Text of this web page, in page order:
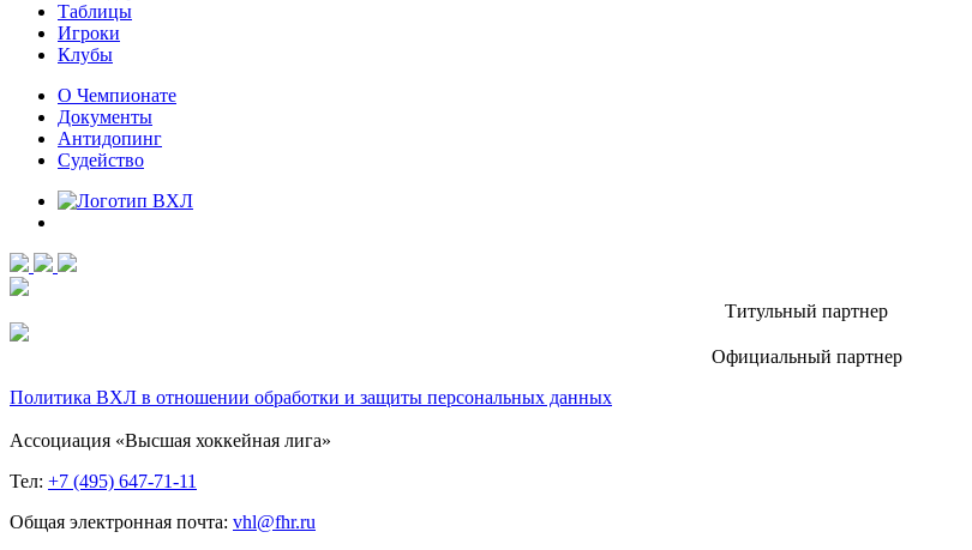
Таблицы
Игроки
Клубы
О Чемпионате
Документы
Антидопинг
Судейство
Титульный партнер
Официальный партнер
Политика ВХЛ в отношении обработки и защиты персональных данных
Ассоциация «Высшая хоккейная лига»
Тел: +7 (495) 647-71-11
Общая электронная почта: vhl@fhr.ru